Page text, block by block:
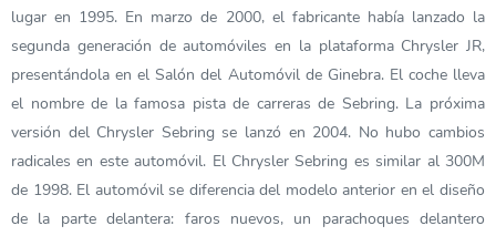
lugar en 1995. En marzo de 2000, el fabricante había lanzado la
segunda generación de automóviles en la plataforma Chrysler JR,
presentándola en el Salón del Automóvil de Ginebra. El coche lleva
el nombre de la famosa pista de carreras de Sebring. La próxima
versión del Chrysler Sebring se lanzó en 2004. No hubo cambios
radicales en este automóvil. El Chrysler Sebring es similar al 300M
de 1998. El automóvil se diferencia del modelo anterior en el diseño
de la parte delantera: faros nuevos, un parachoques delantero